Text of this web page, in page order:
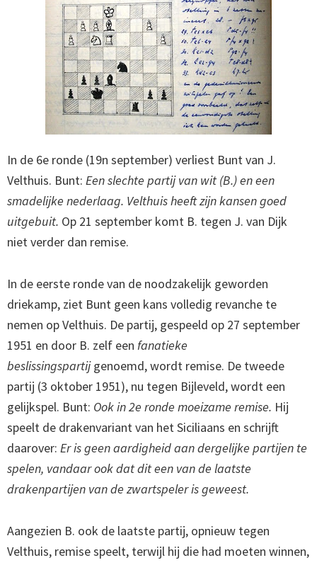
In de 6e ronde (19n september) verliest Bunt van J.
Velthuis. Bunt: Een slechte partij van wit (B.) en een
smadelijke nederlaag. Velthuis heeft zijn kansen goed
uitgebuit. Op 21 september komt B. tegen J. van Dijk
niet verder dan remise.
In de eerste ronde van de noodzakelijk geworden
driekamp, ziet Bunt geen kans volledig revanche te
nemen op Velthuis. De partij, gespeeld op 27 september
1951 en door B. zelf een fanatieke
beslissingspartijgenoemd, wordt remise. De tweede
partij (3 oktober 1951), nu tegen Bijleveld, wordt een
gelijkspel. Bunt: Ook in 2e ronde moeizame remise. Hij
speelt de drakenvariant van het Siciliaans en schrijft
daarover: Er is geen aardigheid aan dergelijke partijen te
spelen, vandaar ook dat dit een van de laatste
drakenpartijen van de zwartspeler is geweest.
Aangezien B. ook de laatste partij, opnieuw tegen
Velthuis, remise speelt, terwijl hij die had moeten winnen,